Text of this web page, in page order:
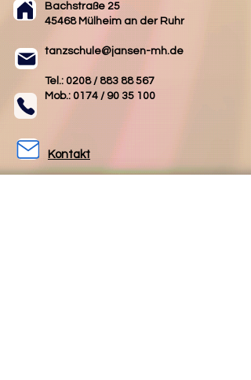
Bachstraße 25
45468 Mülheim an der Ruhr
tanzschule@jansen-mh.de
Tel.: 0208 / 883 88 567
Mob.: 0174 / 90 35 100
Kontakt